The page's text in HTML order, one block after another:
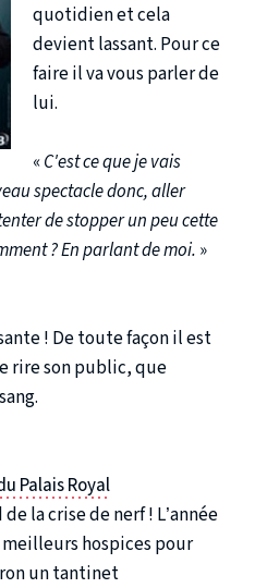
quotidien et cela
devient lassant. Pour ce
faire il va vous parler de
lui.
«C'est ce que je vais
spectacle donc, aller
de stopper un peu cette
? En parlant de moi. »
! De toute façon il est
rire son public, que
Palais Royal
la crise de nerf ! L’année
meilleurs hospices pour
un tantinet